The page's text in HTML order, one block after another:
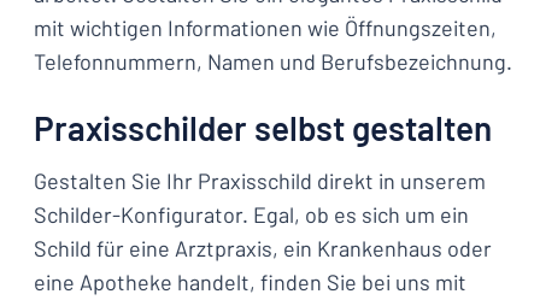
mit wichtigen Informationen wie Öffnungszeiten,
Telefonnummern, Namen und Berufsbezeichnung.
Praxisschilder selbst gestalten
Gestalten Sie Ihr Praxisschild direkt in unserem
Schilder-Konfigurator. Egal, ob es sich um ein
Schild für eine Arztpraxis, ein Krankenhaus oder
eine Apotheke handelt, finden Sie bei uns mit